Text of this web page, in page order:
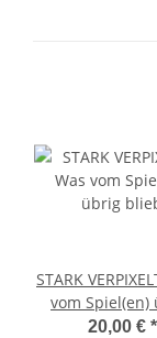
STARK
vom Spiel(en)
blieb
20,00 € *